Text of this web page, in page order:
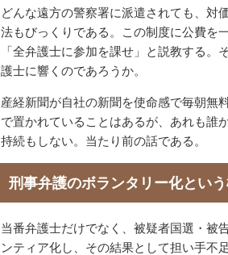
どんな遠方の警察署に派遣されても、対
法もびっくりである。この制度に公費を
「全弁護士に参加を課せ」と説教する
護士に響くのであろうか。
産経新聞が自社の新聞を使命感で毎朝無
で置かれていることはあるが、あれも誰
持続もしない。当たり前の話である。
刑事弁護のボランタリー化とい
当番弁護士だけでなく、被疑者国選・被
ンティア化し、その結果として担い手不